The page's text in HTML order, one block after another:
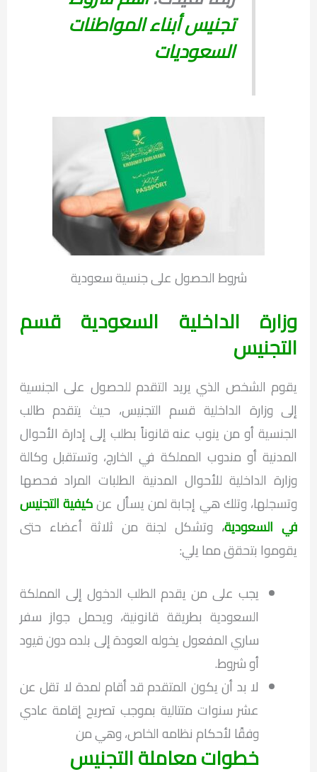
تجنيس أبناء المواطنات
السعوديات
شروط الحصول على جنسية سعودية
وزارة الداخلية السعودية قسم
التجنيس
يقوم الشخص الذي يريد التقدم للحصول على الجنسية
إلى وزارة الداخلية قسم التجنيس، حيث يتقدم طالب
الجنسية أو من ينوب عنه قانوناً بطلب إلى إدارة الأحوال
المدنية أو مندوب المملكة في الخارج، وتستقبل وكالة
وزارة الداخلية للأحوال المدنية الطلبات المراد فحصها
وتسجلها، وتلك هي إجابة لمن يسأل عنكيفية التجنيس
في السعودية، وتشكل لجنة من ثلاثة أعضاء حتى
يقوموا بتحقق مما يلي:
يجب على من يقدم الطلب الدخول إلى المملكة
السعودية بطريقة قانونية، ويحمل جواز سفر
ساري المفعول يخوله العودة إلى بلده دون قيود
أو شروط.
لا بد أن يكون المتقدم قد أقام لمدة لا تقل عن
عشر سنوات متتالية بموجب تصريح إقامة عادي
وفقًا لأحكام نظامه الخاص، وهي من
خطوات معاملة التجنيس